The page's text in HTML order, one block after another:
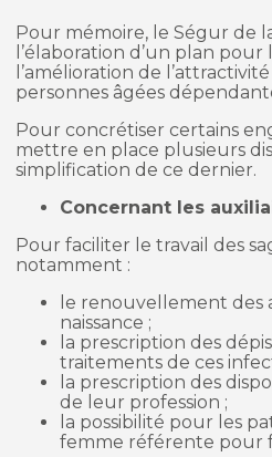
Pour mémoire, le Ségur de
l’élaboration d’un plan
l’amélioration de
personnes âgées
Pour concrétiser certains
mettre en place plusieurs
simplification de ce dernier.
Concernant les
Pour faciliter le travail des
notamment :
le renouvellement des
naissance ;
la prescription des
traitements de ces
la prescription des
de leur profession ;
la possibilité pour les
femme référente pour